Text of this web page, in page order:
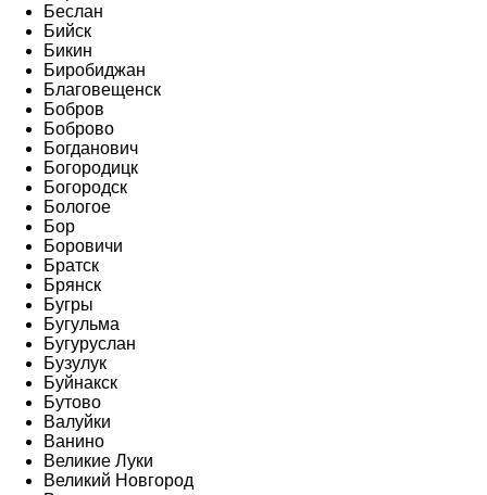
Беслан
Бийск
Бикин
Биробиджан
Благовещенск
Бобров
Боброво
Богданович
Богородицк
Богородск
Бологое
Бор
Боровичи
Братск
Брянск
Бугры
Бугульма
Бугуруслан
Бузулук
Буйнакск
Бутово
Валуйки
Ванино
Великие Луки
Великий Новгород